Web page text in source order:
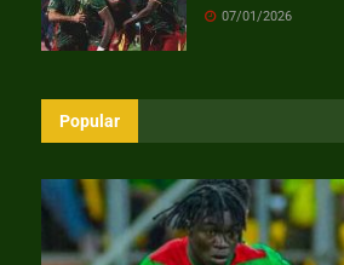
07/01/2026
Popular